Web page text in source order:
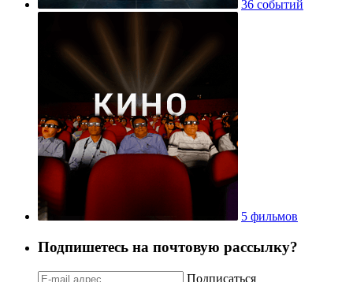
36 событий
5 фильмов
Подпишетесь на почтовую рассылку?
Подписаться